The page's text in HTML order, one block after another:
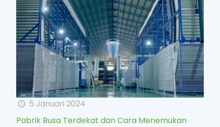
5 Januari 2024
Pabrik Busa Terdekat dan Cara Menemukan